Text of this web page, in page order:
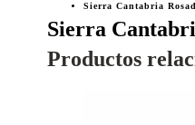
Sierra Cantabria
Sierra
Productos